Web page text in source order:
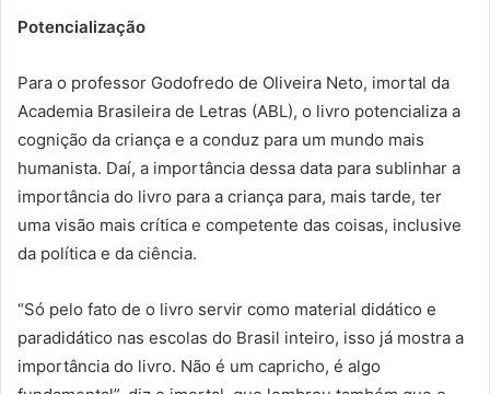
Potencialização
Para o professor Godofredo de Oliveira Neto, imortal da
Academia Brasileira de Letras (ABL), o livro potencializa a
cognição da criança e a conduz para um mundo mais
humanista. Daí, a importância dessa data para sublinhar a
importância do livro para a criança para, mais tarde, ter
uma visão mais crítica e competente das coisas, inclusive
da política e da ciência.
“Só pelo fato de o livro servir como material didático e
paradidático nas escolas do Brasil inteiro, isso já mostra a
importância do livro. Não é um capricho, é algo